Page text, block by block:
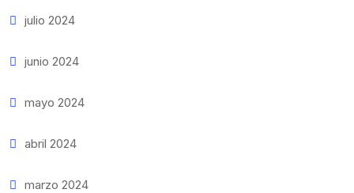
julio 2024
junio 2024
mayo 2024
abril 2024
marzo 2024